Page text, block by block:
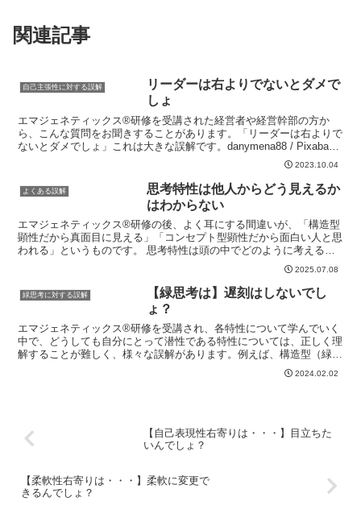
関連記事
自己主張性に対する誤解
リーダーは右よりでないとダメで
しょ
エマジェネティックス®研修を受講された経営者や経営幹部の方か
ら、こんな質問をお聞きすることがあります。「リーダーは右よりで
ないとダメでしょ」これは大きな誤解です。danymena88 / Pixabay
2023.10.04
よくある誤解
思考特性は他人からどう見えるか
はわからない
エマジェネティックス®研修の後、よく耳にする間違いが、「構造型
顕性だから真面目に見える」「コンセプト型顕性だから面白い人と思
われる」というものです。 思考特性は頭の中でどのように考える傾
向があるか？どんな思考を好むか？を表していますが、頭の...2025.07.08
緑思考に対する誤解
【緑思考は】遅刻はしないでし
ょ？
エマジェネティックス®研修を受講され、各特性について学んでいく
中で、どうしても自分にとって潜性である特性については、正しく理
解することが難しく、様々な誤解があります。例えば、構造型（緑思
考）潜性の人が、緑思考の説明に記載している「スケジュー...2024.02.02
【自己表現性右寄りは・・・】目立ちた
いんでしょ？
【柔軟性右寄りは・・・】柔軟に変更で
きるんでしょ？